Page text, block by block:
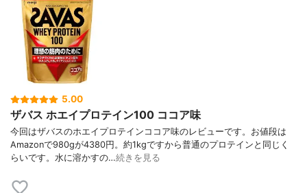
5.00
ザバス ホエイプロテイン100 ココア味
今回はザバスのホエイプロテインココア味のレビューです。お値段は
Amazonで980gが4380円。約1kgですから普通のプロテインと同じく
らいです。水に溶かすの…続きを見る